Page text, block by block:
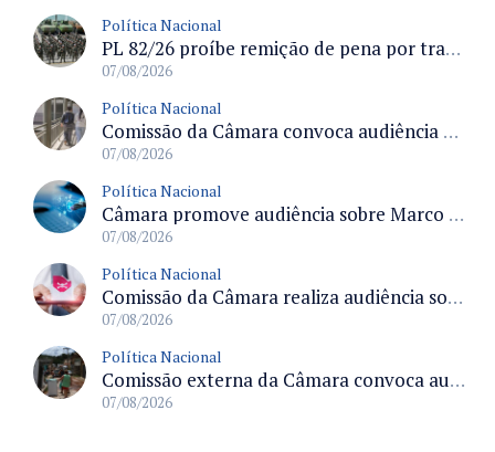
Política Nacional
PL 82/26 proíbe remição de pena por trabalho em funções militares para condenados por crimes contra o Estado Democrático de Direito
07/08/2026
Política Nacional
Comissão da Câmara convoca audiência para discutir misoginia nas escolas e universidades após divulgação de listas misóginas
07/08/2026
Política Nacional
Câmara promove audiência sobre Marco de Fomento à Economia Digital e impactos da inteligência artificial
07/08/2026
Política Nacional
Comissão da Câmara realiza audiência sobre apostas online para medir o tamanho do mercado ilegal
07/08/2026
Política Nacional
Comissão externa da Câmara convoca audiência pública sobre chuvas na Zona da Mata de Minas Gerais e impactos em Juiz de Fora
07/08/2026